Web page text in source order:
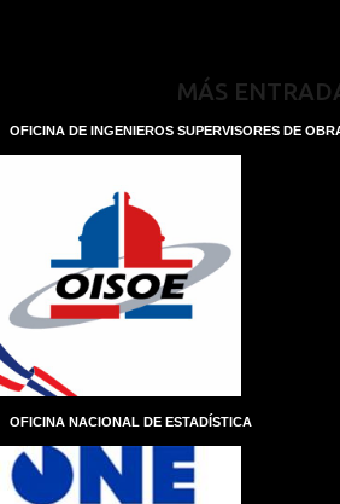
MÁS
OFICINA DE INGENIEROS SUPERVISORES DE
OFICINA NACIONAL DE ESTADÍSTICA